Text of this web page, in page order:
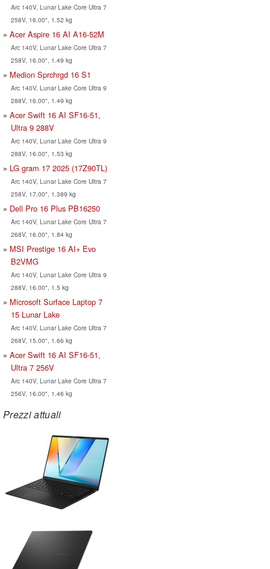
Arc 140V, Lunar Lake Core Ultra 7
258V, 16.00", 1.52 kg
Acer Aspire 16 AI A16-52M
Arc 140V, Lunar Lake Core Ultra 7
258V, 16.00", 1.49 kg
Medion Sprchrgd 16 S1
Arc 140V, Lunar Lake Core Ultra 9
288V, 16.00", 1.49 kg
Acer Swift 16 AI SF16-51,
Ultra 9 288V
Arc 140V, Lunar Lake Core Ultra 9
288V, 16.00", 1.53 kg
LG gram 17 2025 (17Z90TL)
Arc 140V, Lunar Lake Core Ultra 7
258V, 17.00", 1.389 kg
Dell Pro 16 Plus PB16250
Arc 140V, Lunar Lake Core Ultra 7
268V, 16.00", 1.84 kg
MSI Prestige 16 AI+ Evo
B2VMG
Arc 140V, Lunar Lake Core Ultra 9
288V, 16.00", 1.5 kg
Microsoft Surface Laptop 7
15 Lunar Lake
Arc 140V, Lunar Lake Core Ultra 7
268V, 15.00", 1.66 kg
Acer Swift 16 AI SF16-51,
Ultra 7 256V
Arc 140V, Lunar Lake Core Ultra 7
256V, 16.00", 1.46 kg
Prezzi attuali